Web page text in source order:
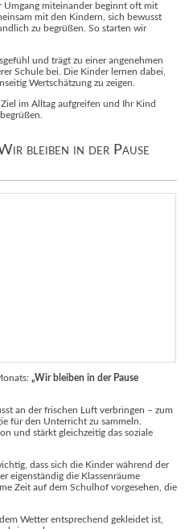
Umgang miteinander beginnt oft mit
mit den Kindern, sich bewusst
zu begrüßen. So starten wir
und trägt zu einer angenehmen
Schule bei. Die Kinder lernen dabei,
Wertschätzung zu zeigen.
im Alltag aufgreifen und Ihr Kind
bleiben in der Pause
„Wir bleiben in der Pause
an der frischen Luft verbringen – zum
für den Unterricht zu sammeln.
und stärkt gleichzeitig das soziale
dass sich die Kinder während der
eigenständig die Klassenräume
Zeit auf dem Schulhof vorgesehen, die
Wetter entsprechend gekleidet ist,